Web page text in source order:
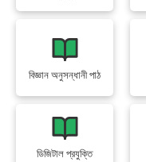
বিজ্ঞান অনুসন্ধানী পাঠ
ডিজিটাল প্রযুক্তি